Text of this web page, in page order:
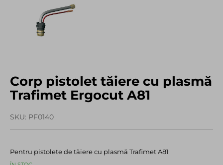
Corp pistolet tăiere cu plasmă
Trafimet Ergocut A81
SKU PF0140
Pentru pistolete de tăiere cu plasmă Trafimet A81